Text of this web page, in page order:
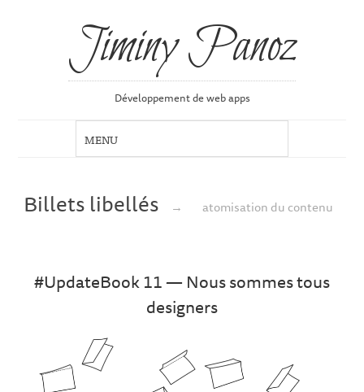
Jiminy Panoz
Développement de web apps
Billets libellés → atomisation du contenu
#UpdateBook 11 — Nous sommes tous
designers